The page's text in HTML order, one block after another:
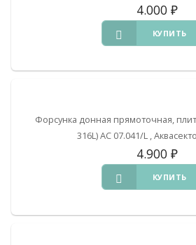
4.000 ₽
КУПИТЬ
Форсунка донная прямоточная,
316L) АС 07.041/L ,
4.900 ₽
КУПИТЬ